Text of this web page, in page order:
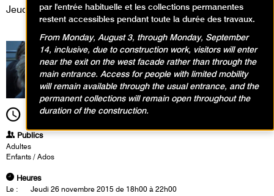
Jeudi 26 novembre 2015
18h00 Durée4h00
Publics
Adultes
Enfants / Ados
Heures
Le : Jeudi 26 novembre 2015 de 18h00 à 22h00
par l'entrée habituelle et les collections permanentes
restent accessibles pendant toute la durée des travaux.
From Monday, August 3, through Monday, September
14, inclusive, due to construction work, visitors will enter
near the exit on the west facade rather than through the
main entrance. Access for people with limited mobility
will remain available through the usual entrance, and the
permanent collections will remain open throughout the
duration of the construction.